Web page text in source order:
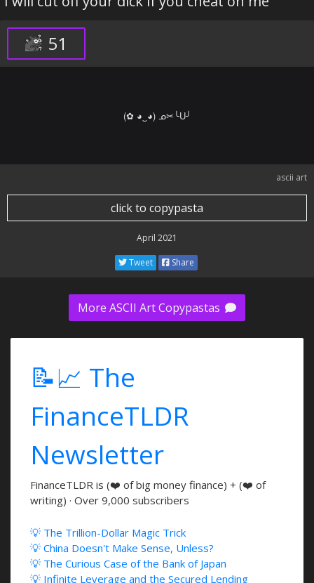
51
(✿ ◕‿◕) ᓄ✂╰U╯
ascii art
click to copypasta
April 2021
Tweet Share
More ASCII Art Copypastas
📝📈 The
FinanceTLDR
Newsletter
FinanceTLDR is (❤️ of big money finance) + (❤️ of
writing) · Over 9,000 subscribers
💡 The Trillion-Dollar Magic Trick
💡 China Doesn't Make Sense, Unless?
💡 The Curious Case of the Bank of Japan
💡 Infinite Leverage and the Secured Lending